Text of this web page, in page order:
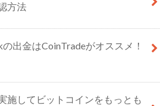
方法
出金はCoinTradeがオススメ！
施してビットコインをもっとも